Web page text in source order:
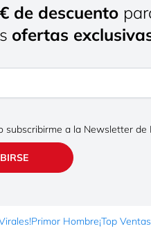
de descuento
ofertas
subscribirme a la Newsletter de
Primor Hombre¡Top